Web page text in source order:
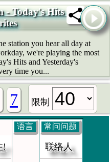
- Today's Hits &
station you hear all day at
we're playing the most
Hits and Yesterday's
time you...
7 限制
!
语言 常问问题
联络人